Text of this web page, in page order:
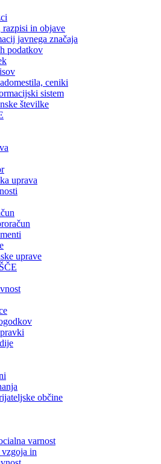
razpisi in objave
javnega značaja
podatkov
ceniki
sistem
številke
uprava
uprave
občine
varnost
in